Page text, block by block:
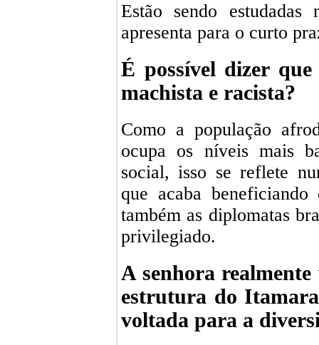
Estão sendo
apresenta para o curto
É possível dizer
machista e racista?
Como a população
ocupa os níveis mais
social, isso se reflete
que acaba
também as diplomatas
privilegiado.
A senhora
estrutura do
voltada para a